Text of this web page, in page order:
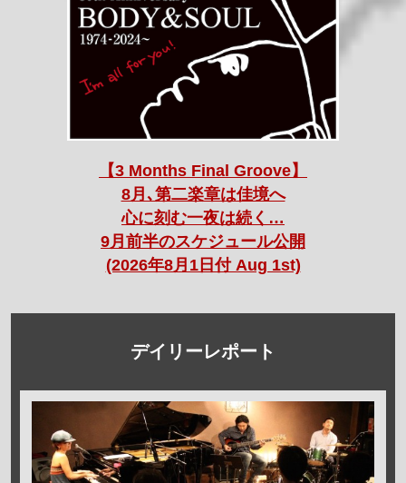
【3 Months Final Groove】
8月､第二楽章は佳境へ
心に刻む一夜は続く…
9月前半のスケジュール公開
(2026年8月1日付 Aug 1st)
デイリーレポート